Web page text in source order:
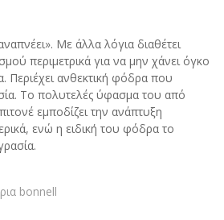
Με άλλα λόγια διαθέτει
περιμετρικά για να μην χάνει όγκο
Περιέχει ανθεκτική φόδρα που
Το πολυτελές ύφασμα του από
εμποδίζει την ανάπτυξη
ενώ η ειδική του φόδρα το
bonnell